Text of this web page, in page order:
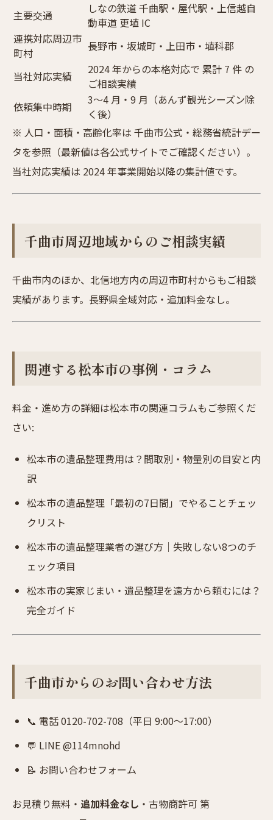
主要交通
しなの鉄道 千曲駅・屋代駅・上信越自
動車道 更埴 IC
連携対応周辺市
町村
長野市・坂城町・上田市・埴科郡
当社対応実績
2024 年からの本格対応で 累計 7 件 の
ご相談実績
依頼集中時期
3〜4 月・9 月（あんず観光シーズン除
く後）
※ 人口・面積・高齢化率は 千曲市公式 ・総務省統計デー
タを参照（最新値は各公式サイトでご確認ください）。
当社対応実績は 2024 年事業開始以降の集計値です。
千曲市周辺地域からのご相談実績
千曲市内のほか、北信地方内の周辺市町村からもご相談
実績があります。長野県全域対応・追加料金なし。
関連する松本市の事例・コラム
料金・進め方の詳細は松本市の関連コラムもご参照くだ
さい:
松本市の遺品整理費用は？間取別・物量別の目安と内
訳
松本市の遺品整理「最初の7日間」でやることチェッ
クリスト
松本市の遺品整理業者の選び方｜失敗しない8つのチ
ェック項目
松本市の実家じまい・遺品整理を遠方から頼むには？
完全ガイド
千曲市からのお問い合わせ方法
📞 電話 0120-702-708 （平日 9:00〜17:00）
💬 LINE @114mnohd
📝 お問い合わせフォーム
お見積り無料・ 追加料金なし ・古物商許可 第